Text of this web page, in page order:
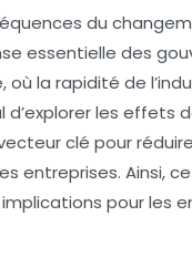
du
essentielle des
où la rapidité de
d’explorer les effets
clé pour
entreprises. Ainsi,
pour les